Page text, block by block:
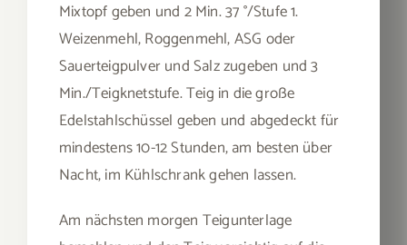
Mixtopf geben und 2 Min. 37 °/Stufe 1.
Weizenmehl, Roggenmehl, ASG oder
Sauerteigpulver und Salz zugeben und 3
Min./Teigknetstufe. Teig in die große
Edelstahlschüssel geben und abgedeckt für
mindestens 10-12 Stunden, am besten über
Nacht, im Kühlschrank gehen lassen.
Am nächsten morgen Teigunterlage